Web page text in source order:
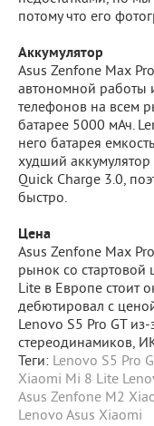
потому что его
Аккумулятор
Asus Zenfone Max
автономной работы
телефонов на всем
батарее 5000 мАч.
него батарея
худший
Quick Charge 3.0,
быстро.
Цена
Asus Zenfone Max
рынок со
Lite в Европе стоит
дебютировал с
Lenovo S5 Pro GT
стереодинамиков,
Теги: Lenovo S5 Pro
Xiaomi Mi 8 Lite
Asus Zenfone M2
Lenovo Asus Хiaomi